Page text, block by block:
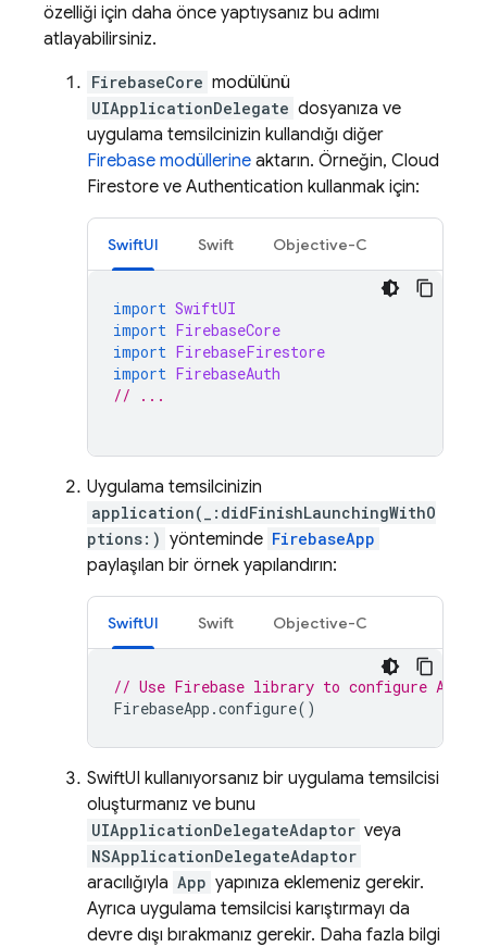
özelliği için daha önce yaptıysanız bu adımı
atlayabilirsiniz.
FirebaseCore modülünü
UIApplicationDelegate dosyanıza ve
uygulama temsilcinizin kullandığı diğer
Firebase modüllerine aktarın. Örneğin, Cloud
Firestore ve Authentication kullanmak için:
SwiftUI Swift Objective-C
import SwiftUI
import FirebaseCore
import FirebaseFirestore
import FirebaseAuth
// ...
Uygulama temsilcinizin
application(_:didFinishLaunchingWithO
ptions:) yönteminde FirebaseApp
paylaşılan bir örnek yapılandırın:
SwiftUI Swift Objective-C
// Use Firebase library to configure APIs
FirebaseApp .configure()
SwiftUI kullanıyorsanız bir uygulama temsilcisi
oluşturmanız ve bunu
UIApplicationDelegateAdaptor veya
NSApplicationDelegateAdaptor
aracılığıyla App yapınıza eklemeniz gerekir.
Ayrıca uygulama temsilcisi karıştırmayı da
devre dışı bırakmanız gerekir. Daha fazla bilgi